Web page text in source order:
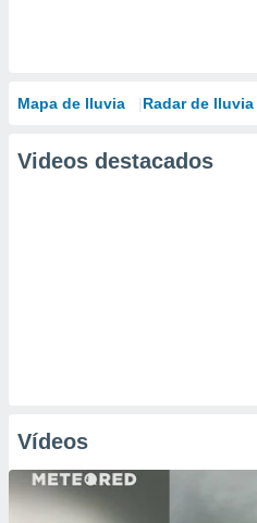
Mapa de lluvia Radar de lluvia
Videos destacados
Vídeos